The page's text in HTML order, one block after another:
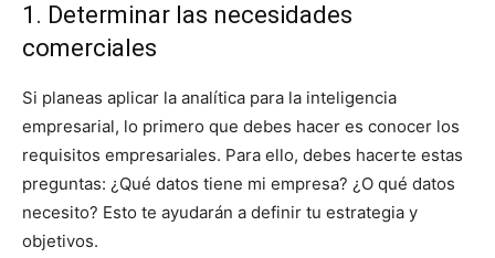
1. Determinar las necesidades
comerciales
Si planeas aplicar la analítica para la inteligencia
empresarial, lo primero que debes hacer es conocer los
requisitos empresariales. Para ello, debes hacerte estas
preguntas: ¿Qué datos tiene mi empresa? ¿O qué datos
necesito? Esto te ayudarán a definir tu estrategia y
objetivos.